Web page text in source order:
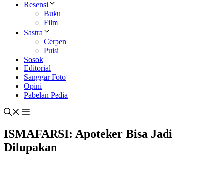
Resensi
Buku
Film
Sastra
Cerpen
Puisi
Sosok
Editorial
Sanggar Foto
Opini
Pabelan Pedia
ISMAFARSI: Apoteker Bisa Jadi
Dilupakan